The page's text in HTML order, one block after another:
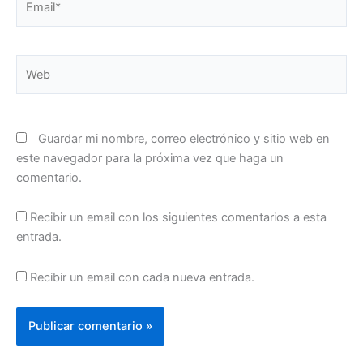
Guardar mi nombre, correo electrónico y sitio web en
este navegador para la próxima vez que haga un
comentario.
Recibir un email con los siguientes comentarios a esta
entrada.
Recibir un email con cada nueva entrada.